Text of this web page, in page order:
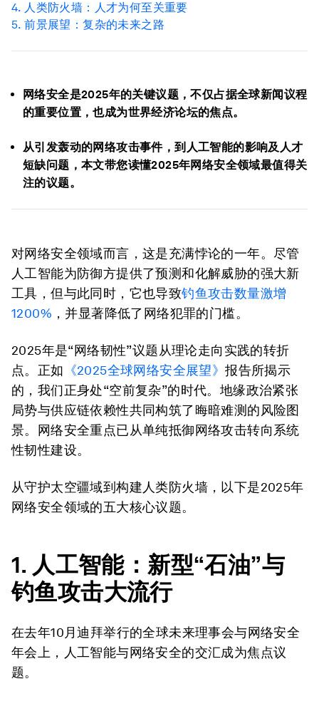
网络安全是2025年的关键议题，不仅占据全球新闻议程
的重要位置，也成为世界经济论坛的焦点。
从引发轰动的网络攻击事件，到人工智能的影响及人才
短缺问题，本文带您读懂2025年网络安全领域最值得关
注的议题。
对网络安全领域而言，这是充满悖论的一年。尽管
人工智能为防御方提供了预测和化解威胁的强大新
工具，但与此同时，它也导致钓鱼攻击数量激增
1200% ，并显著降低了网络犯罪的门槛。
2025年是“网络韧性”议题从理论走向实践的转折
点。正如 《2025全球网络安全展望》报告所揭示
的，我们正身处“空前复杂”的时代。地缘政治紧张
局势与供应链依赖性共同构筑了晦暗难测的风险图
景。网络安全重点已从单纯抵御网络攻击转向系统
性韧性建设。
从守护太空疆域到构建人类防火墙，以下是2025年
网络安全领域的五大核心议题。
1. 人工智能：新型“石油”与
钓鱼攻击大流行
在去年10月迪拜举行的全球未来理事会与网络安全
年会上，人工智能与网络安全的交汇成为焦点议
题。
4. 人类防火墙：人才为何至关重要
5.前景展望：复杂的未来之路